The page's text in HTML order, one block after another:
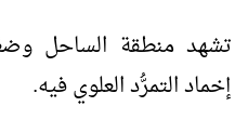
تشهد منطقة الساحل
إخماد التمرُّد العلوي فيه.